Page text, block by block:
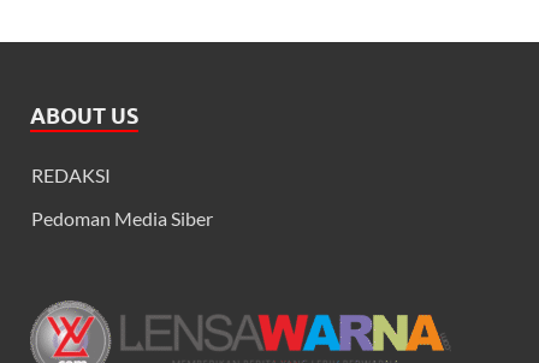
ABOUT US
REDAKSI
Pedoman Media Siber